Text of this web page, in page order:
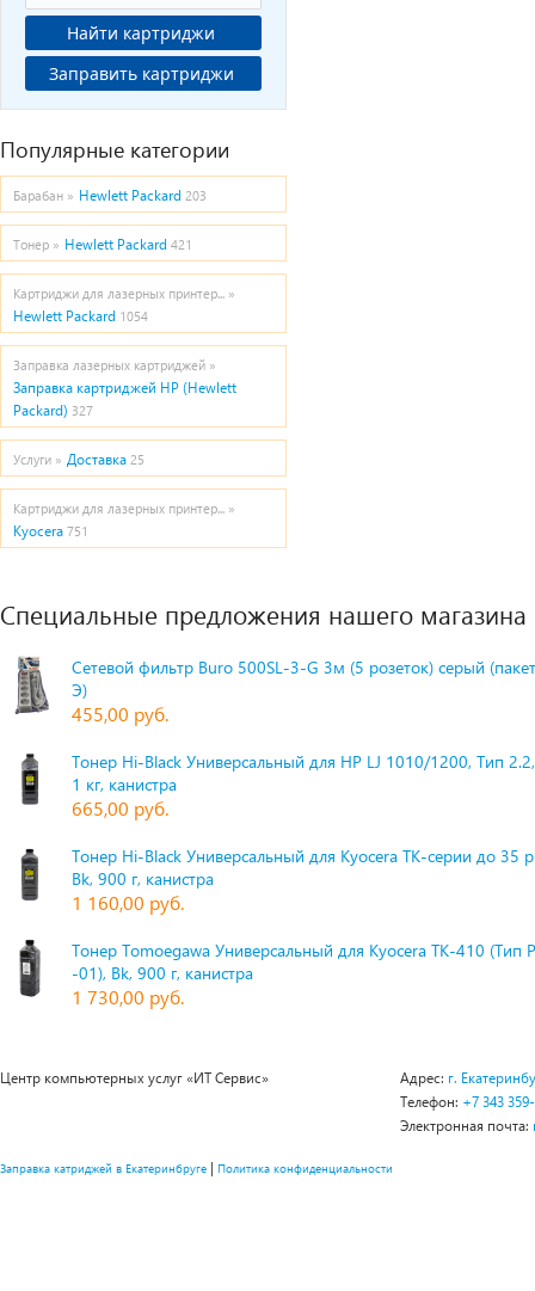
Найти картриджи
Заправить картриджи
Популярные категории
Барабан » Hewlett Packard 203
Тонер » Hewlett Packard 421
Картриджи для лазерных принтер... »
Hewlett Packard 1054
Заправка лазерных картриджей »
Заправка картриджей HP (Hewlett
Packard) 327
Услуги » Доставка 25
Картриджи для лазерных принтер... »
Kyocera 751
Специальные предложения нашего магазина
Сетевой фильтр Buro 500SL-3-G 3м (5 розеток) серый
Э)
455,00 руб.
Тонер Hi-Black Универсальный для HP LJ 1010/1200, Тип
1 кг, канистра
665,00 руб.
Тонер Hi-Black Универсальный для Kyocera TK-серии до 35
Bk, 900 г, канистра
1 160,00 руб.
Тонер Tomoegawa Универсальный для Kyocera TK-410 (Тип
-01), Bk, 900 г, канистра
1 730,00 руб.
Центр компьютерных услуг «ИТ Сервис» Адрес: г.
Телефон: +7 343
Электронная почта:
Заправка катриджей в Екатеринбруге | Политика конфиденциальности